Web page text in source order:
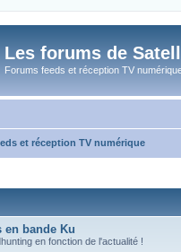
Les forums de
Forums feeds et réception TV
et réception TV numérique
en bande Ku
en fonction de l'actualité !